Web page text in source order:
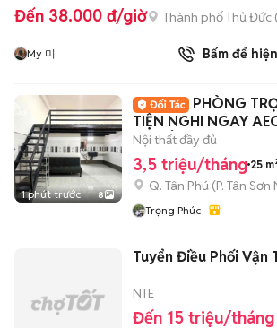
Đến 38.000 đ/giờ Thành phố Thủ Đức
My 미 Bấm để
1 phút trước 8
PHÒNG
TIỆN NGHI NGAY
ĐH CÔNG THƯƠNG
Nội thất đầy đủ
3,5 triệu/tháng 25
Q. Tân Phú (P. Tân Sơn
Trọng Phúc
Tuyển Điều Phối Vận
NTE
Đến 15 triệu/tháng